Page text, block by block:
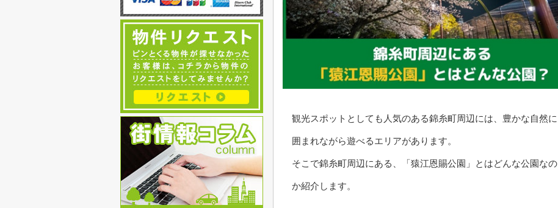
観光スポットとしても人気のある錦糸町周辺には、豊かな自然に
囲まれながら遊べるエリアがあります。
そこで錦糸町周辺にある、「猿江恩賜公園」とはどんな公園なの
か紹介します。